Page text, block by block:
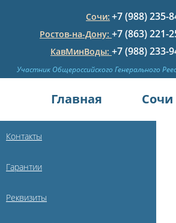
Сочи: +7 (988) 235-
Ростов-на-Дону: +7 (863) 221-
КавМинВоды: +7 (988) 233-
Участник Общероссийского Генерального
Главная Сочи
Контакты
Гарантии
Реквизиты